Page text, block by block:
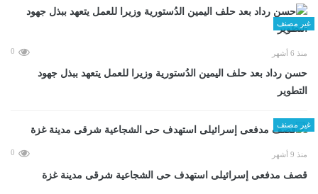
غير مصنف
منذ 6 أشهر 0
حسن رداد بعد حلف اليمين الدُستورية وزيرا للعمل يتعهد ببذل جهود
التطوير
غير مصنف
منذ 9 أشهر 0
قصف مدفعى إسرائيلى استهدف حى الشجاعية شرقى مدينة غزة